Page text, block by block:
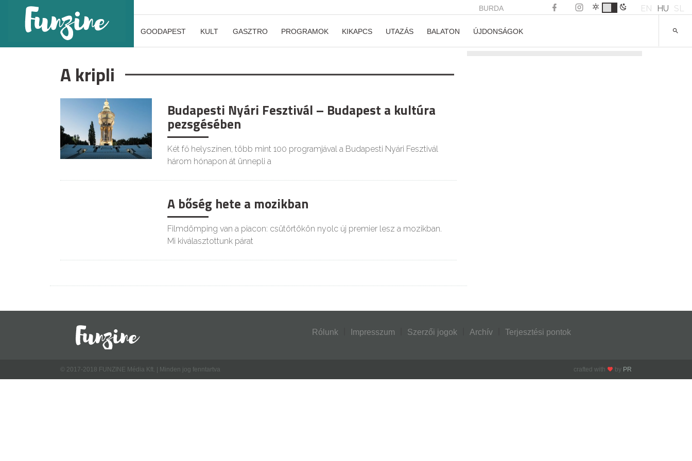
BURDA EN HU SL
GOODAPEST KULT GASZTRO PROGRAMOK KIKAPCS UTAZÁS BALATON ÚJDONSÁGOK
A kripli
Budapesti Nyári Fesztivál – Budapest a kultúra
pezsgésében
Két fő helyszínen, több mint 100 programjával a Budapesti Nyári Fesztivál
három hónapon át ünnepli a
A bőség hete a mozikban
Filmdömping van a piacon: csütörtökön nyolc új premier lesz a mozikban.
Mi kiválasztottunk párat
Rólunk Impresszum Szerzői jogok Archív Terjesztési pontok
© 2017-2018 FUNZINE Média Kft. | Minden jog fenntartva crafted with by PR